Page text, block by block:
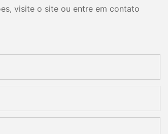
visite o site ou entre em contato